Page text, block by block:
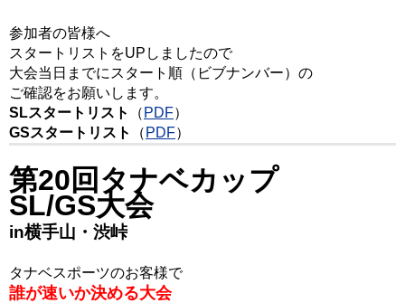
参加者の皆様へ
スタートリストをUPしましたので
大会当日までにスタート順（ビブナンバー）の
ご確認をお願いします。
SLスタートリスト
（ PDF）
GSスタートリスト
（ PDF）
第20回タナベカップ
SL/GS大会
in横手山・渋峠
タナベスポーツのお客様で
誰が速いか決める大会